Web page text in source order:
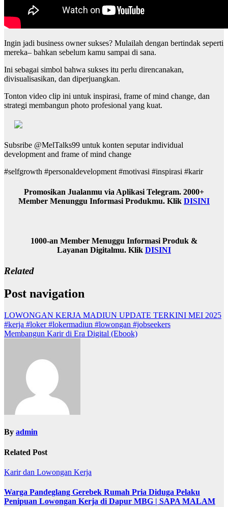
Ingin jadi business owner sukses? Mulailah dengan bertindak seperti
mereka– bahkan sebelum kamu sampai di sana.
Ini sebagai simbol bahwa sukses itu perlu direncanakan,
divisualisasikan, dan diperjuangkan.
Tonton video clip ini untuk inspirasi, frame of mind change, dan
strategi membangun photo profesional yang kuat.
Subsribe @MelTalks99 untuk konten seputar individual
development and frame of mind change
#selfgrowth #personaldevelopment #motivasi #inspirasi #karir
Promosikan Jualanmu via Aplikasi Telegram. 2000+
Member Menunggu Informasi Produkmu. Klik DISINI
1000-an Member Menuggu Informasi Produk &
Layanan Digitalmu. Klik DISINI
Related
Post navigation
LOWONGAN KERJA MADIUN UPDATE TERKINI MEI 2025
#kerja #loker #lokermadiun #lowongan #jobseekers
Membangun Karir di Era Digital (Ebook)
By admin
Related Post
Karir dan Lowongan Kerja
Warga Pandeglang Gerebek Rumah Pria Diduga Pelaku
Penipuan Lowongan Kerja di Dapur MBG | SAPA MALAM